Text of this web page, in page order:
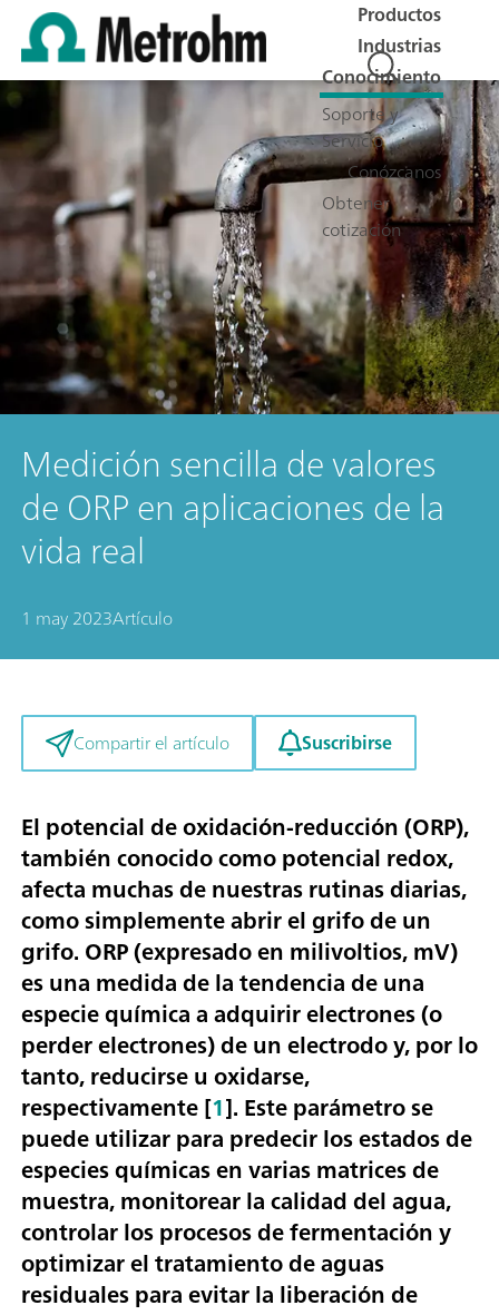
Productos
Industrias
Conocimiento
Soporte y
Servicio
Conózcanos
Obtener
cotización
Medición sencilla de valores
de ORP en aplicaciones de la
vida real
1 may 2023Artículo
Compartir el artículo Suscribirse
El potencial de oxidación-reducción (ORP),
también conocido como potencial redox,
afecta muchas de nuestras rutinas diarias,
como simplemente abrir el grifo de un
grifo. ORP (expresado en milivoltios, mV)
es una medida de la tendencia de una
especie química a adquirir electrones (o
perder electrones) de un electrodo y, por lo
tanto, reducirse u oxidarse,
respectivamente [1]. Este parámetro se
puede utilizar para predecir los estados de
especies químicas en varias matrices de
muestra, monitorear la calidad del agua,
controlar los procesos de fermentación y
optimizar el tratamiento de aguas
residuales para evitar la liberación de